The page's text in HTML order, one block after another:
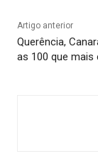
Artigo anterior
Querência,
as 100 que mais